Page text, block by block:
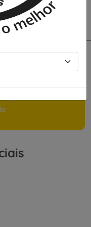
você?